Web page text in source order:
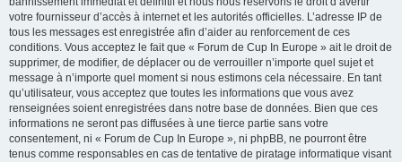
votre fournisseur d’accès à internet et les autorités officielles. L’adresse IP de
tous les messages est enregistrée afin d’aider au renforcement de ces
conditions. Vous acceptez le fait que « Forum de Cup In Europe » ait le droit de
supprimer, de modifier, de déplacer ou de verrouiller n’importe quel sujet et
message à n’importe quel moment si nous estimons cela nécessaire. En tant
qu’utilisateur, vous acceptez que toutes les informations que vous avez
renseignées soient enregistrées dans notre base de données. Bien que ces
informations ne seront pas diffusées à une tierce partie sans votre
consentement, ni « Forum de Cup In Europe », ni phpBB, ne pourront être
tenus comme responsables en cas de tentative de piratage informatique visant